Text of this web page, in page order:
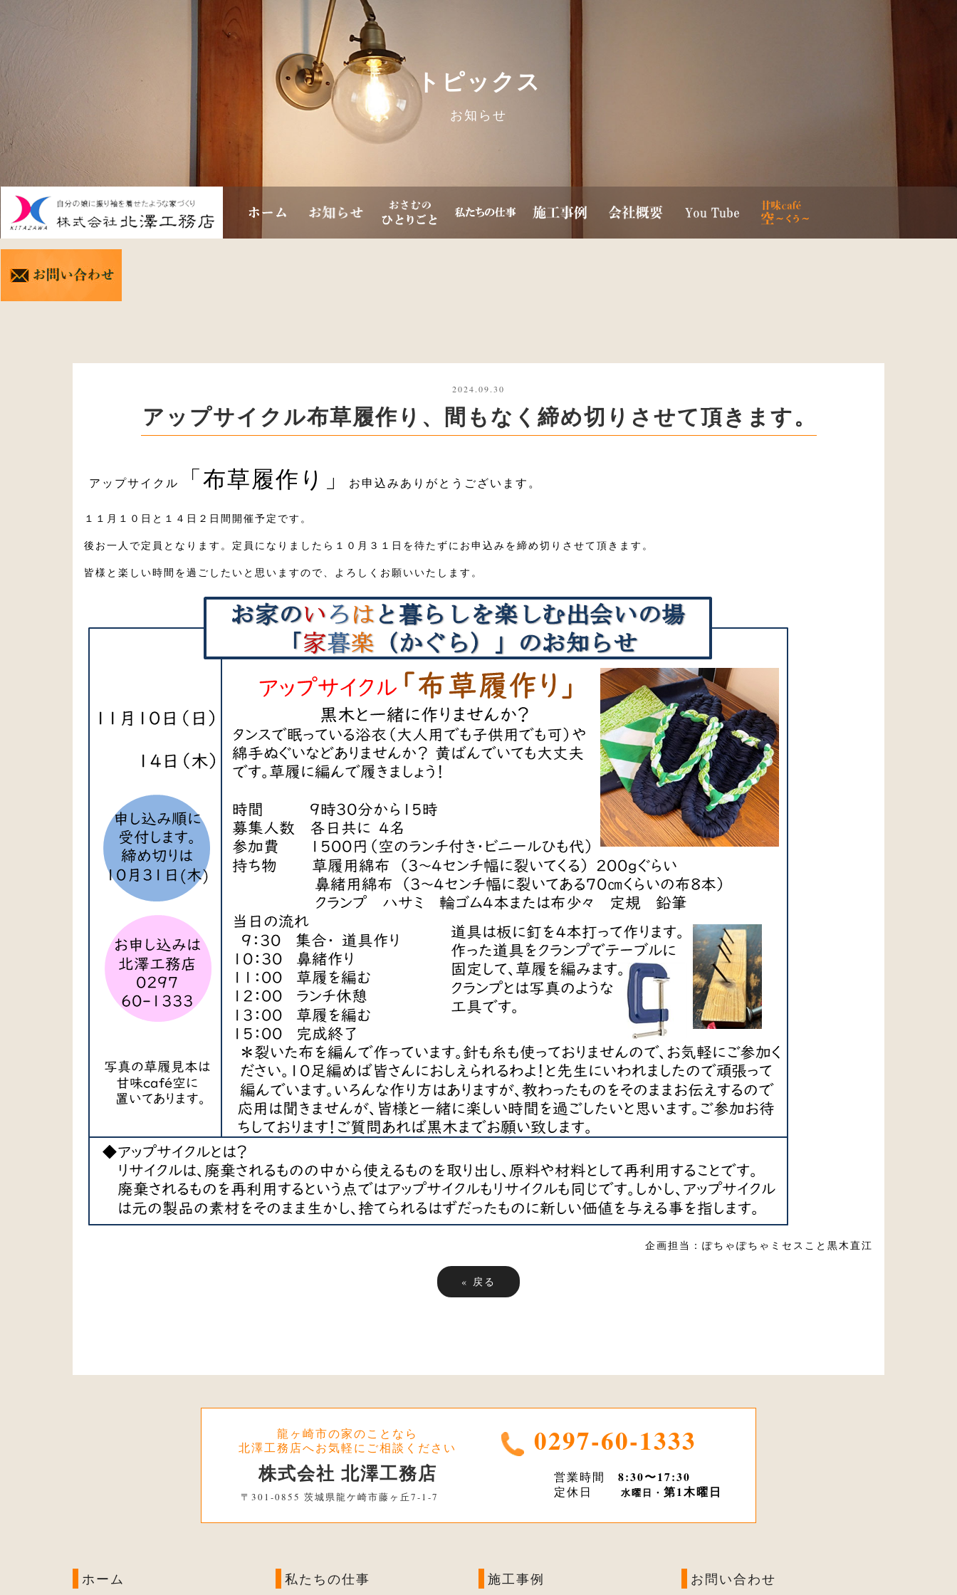
トピックス
お知らせ
2024.09.30
アップサイクル布草履作り、間もなく締め切りさせて頂きます。
アップサイクル 「布草履作り」 お申込みありがとうございます。
１１月１０日と１４日２日間開催予定です。
後お一人で定員となります。定員になりましたら１０月３１日を待たずにお申込みを締め切りさせて頂きます。
皆様と楽しい時間を過ごしたいと思いますので、よろしくお願いいたします。
企画担当：ぽちゃぽちゃミセスこと黒木直江
« 戻る
龍ヶ崎市の家のことなら
北澤工務店へお気軽にご相談ください
株式会社 北澤工務店
〒301-0855 茨城県龍ケ崎市藤ヶ丘7-1-7
0297-60-1333
営業時間 8:30〜17:30
定休日 水曜日・ 第1木曜日
ホーム 私たちの仕事 施工事例 お問い合わせ